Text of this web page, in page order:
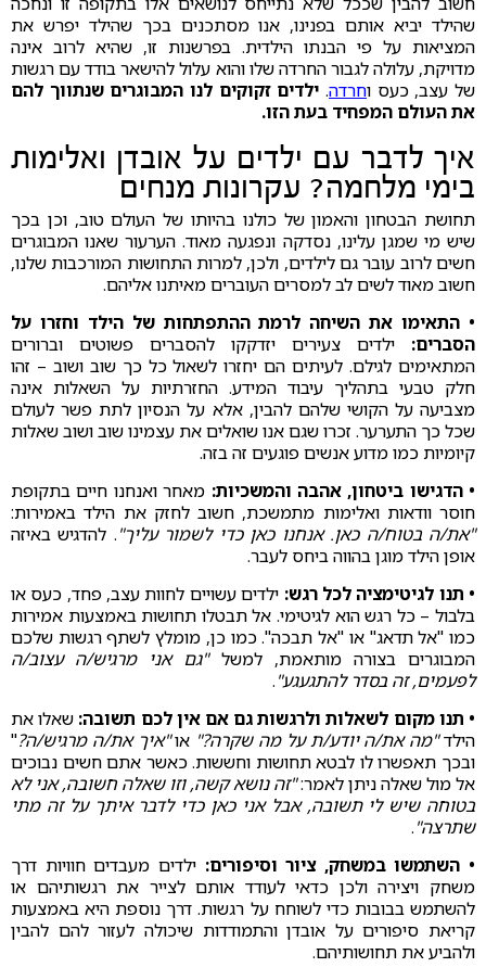
שהילד יביא אותם בפנינו, אנו מסתכנים בכך שהילד יפרש את
המציאות על פי הבנתו הילדית. בפרשנות זו, שהיא לרוב אינה
מדויקת, עלולה לגבור החרדה שלו והוא עלול להישאר בודד עם רגשות
של עצב, כעס וחרדה. ילדים זקוקים לנו המבוגרים שנתווך להם
את העולם המפחיד בעת הזו.
איך לדבר עם ילדים על אובדן ואלימות
בימי מלחמה? עקרונות מנחים
תחושת הבטחון והאמון של כולנו בהיותו של העולם טוב, וכן בכך
שיש מי שמגן עלינו, נסדקה ונפגעה מאוד. הערעור שאנו המבוגרים
חשים לרוב עובר גם לילדים, ולכן, למרות התחושות המורכבות שלנו,
חשוב מאוד לשים לב למסרים העוברים מאיתנו אליהם.
• התאימו את השיחה לרמת ההתפתחות של הילד וחזרו על
הסברים: ילדים צעירים יזדקקו להסברים פשוטים וברורים
המתאימים לגילם. לעיתים הם יחזרו לשאול כל כך שוב ושוב – זהו
חלק טבעי בתהליך עיבוד המידע. החזרתיות על השאלות אינה
מצביעה על הקושי שלהם להבין, אלא על הנסיון לתת פשר לעולם
שכל כך התערער. זכרו שגם אנו שואלים את עצמינו שוב ושוב שאלות
קיומיות כמו מדוע אנשים פוגעים זה בזה.
• הדגישו ביטחון, אהבה והמשכיות: מאחר ואנחנו חיים בתקופת
חוסר וודאות ואלימות מתמשכת, חשוב לחזק את הילד באמירות:
"את/ה בטוח/ה כאן. אנחנו כאן כדי לשמור עליך". להדגיש באיזה
אופן הילד מוגן בהווה ביחס לעבר.
• תנו לגיטימציה לכל רגש: ילדים עשויים לחוות עצב, פחד, כעס או
בלבול – כל רגש הוא לגיטימי. אל תבטלו תחושות באמצעות אמירות
כמו "אל תדאג" או "אל תבכה". כמו כן, מומלץ לשתף רגשות שלכם
המבוגרים בצורה מותאמת, למשל"גם אני מרגיש/ה עצוב/ה
לפעמים, זה בסדר להתגעגע".
• תנו מקום לשאלות ולרגשות גם אם אין לכם תשובה: שאלו את
הילד"מה את/ה יודע/ת על מה שקרה?" או"איך את/ה מרגיש/ה?"
ובכך תאפשרו לו לבטא תחושות וחששות. כאשר אתם חשים נבוכים
אל מול שאלה ניתן לאמר:"זה נושא קשה, וזו שאלה חשובה, אני לא
בטוחה שיש לי תשובה, אבל אני כאן כדי לדבר איתך על זה מתי
שתרצה".
• השתמשו במשחק, ציור וסיפורים: ילדים מעבדים חוויות דרך
משחק ויצירה ולכן כדאי לעודד אותם לצייר את רגשותיהם או
להשתמש בבובות כדי לשוחח על רגשות. דרך נוספת היא באמצעות
קריאת סיפורים על אובדן והתמודדות שיכולה לעזור להם להבין
ולהביע את תחושותיהם.